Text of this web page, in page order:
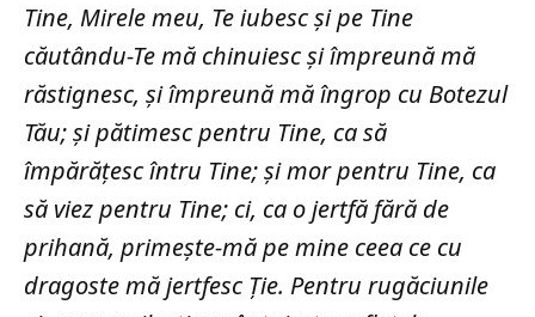
Tine, Mirele meu, Te iubesc și pe Tine
căutându-Te mă chinuiesc și împreună mă
răstignesc, și împreună mă îngrop cu Botezul
Tău; și pătimesc pentru Tine, ca să
împărățesc întru Tine; și mor pentru Tine, ca
să viez pentru Tine; ci, ca o jertfă fără de
prihană, primește-mă pe mine ceea ce cu
dragoste mă jertfesc Ție. Pentru rugăciunile